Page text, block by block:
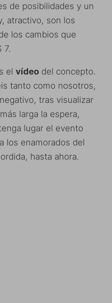
de posibilidades y un
atractivo, son los
los cambios que
7.
el vídeo del concepto.
tanto como nosotros,
tras visualizar
larga la espera,
lugar el evento
los enamorados del
hasta ahora.